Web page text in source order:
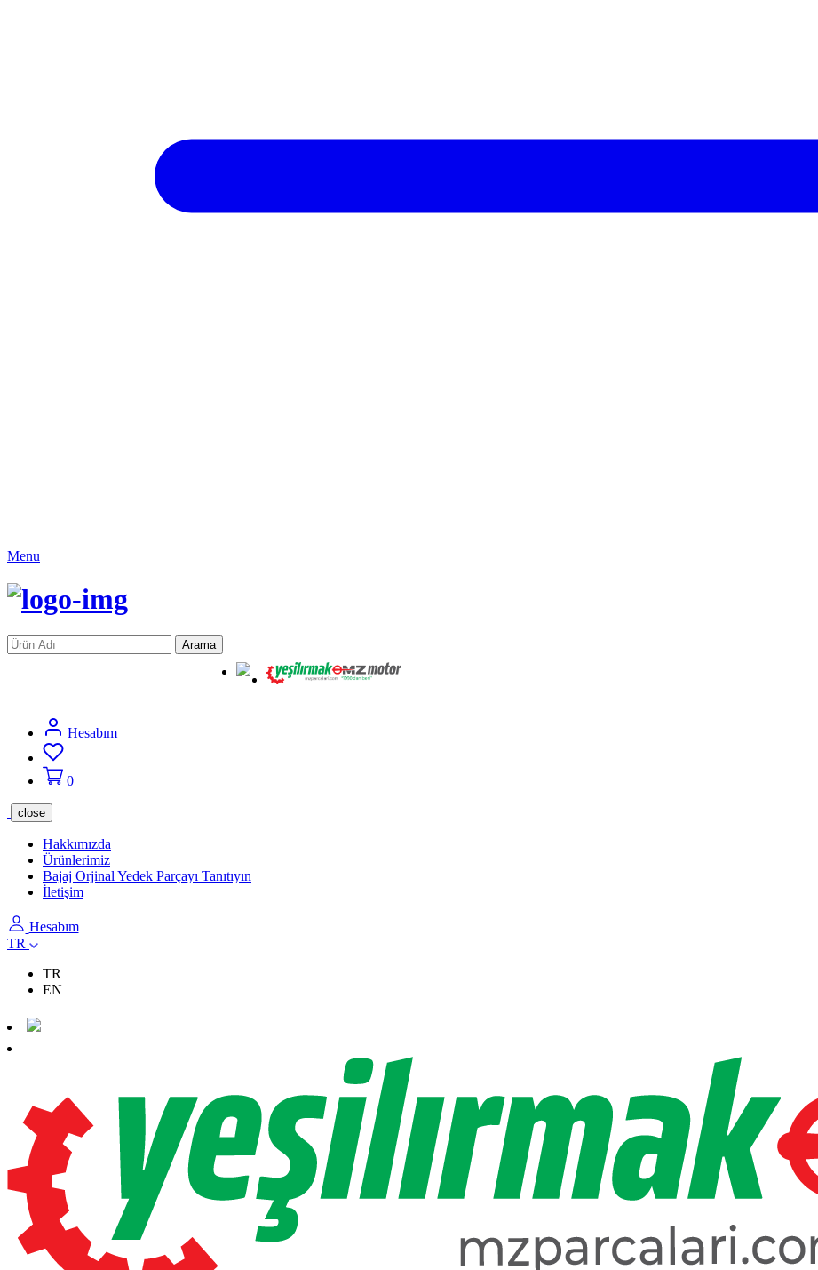
Menu
Arama
Hesabım
0
close
Hakkımızda
Ürünlerimiz
Bajaj Orjinal Yedek Parçayı Tanıtıyın
İletişim
Hesabım
TR
TR
EN